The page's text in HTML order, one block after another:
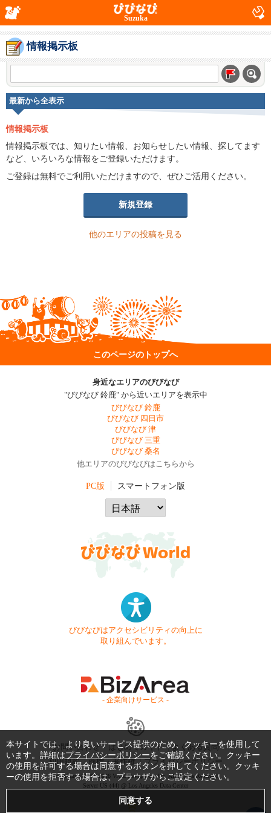
Suzuka
情報掲示板
最新から全表示
情報掲示板
情報掲示板では、知りたい情報、お知らせしたい情報、探してます
など、いろいろな情報をご登録いただけます。
ご登録は無料でご利用いただけますので、ぜひご活用ください。
新規登録
他のエリアの投稿を見る
このページのトップへ
身近なエリアのびびなび
"びびなび 鈴鹿" から近いエリアを表示中
びびなび 鈴鹿
びびなび 四日市
びびなび 津
びびなび 三重
びびなび 桑名
他エリアのびびなびはこちらから
PC版 スマートフォン版
びびなびはアクセシビリティの向上に
取り組んでいます。
- 企業向けサービス -
お問い合わせ はじめてガイド
よくある質問
利用規約
商標・著作権 プライバシーポリシー
Copyright © 1999-2026 Vivid Navigation, Inc. All Rights Reserved.
Server US (44) @ Los Angeles Data Center
本サイトでは、より良いサービス提供のため、クッキーを使用して
います。詳細はプライバシーポリシーをご確認ください。クッキー
の使用を許可する場合は同意するボタンを押してください。クッキ
ーの使用を拒否する場合は、ブラウザからご設定ください。